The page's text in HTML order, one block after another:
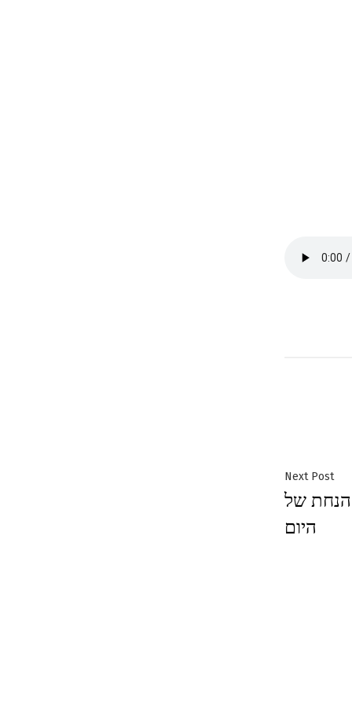
Next Post
post:הנחת של
היום